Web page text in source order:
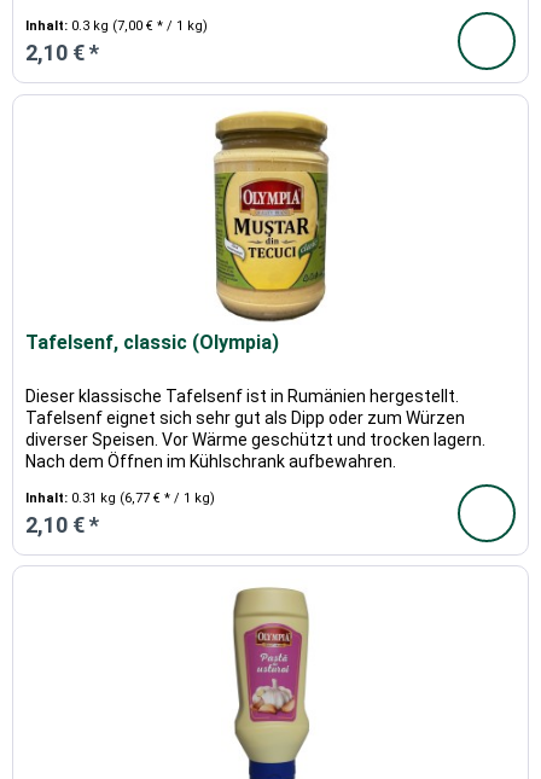
Inhalt: 0.3 kg (7,00 € * / 1 kg)
2,10 € *
Tafelsenf, classic (Olympia)
Dieser klassische Tafelsenf ist in Rumänien hergestellt.
Tafelsenf eignet sich sehr gut als Dipp oder zum Würzen
diverser Speisen. Vor Wärme geschützt und trocken lagern.
Nach dem Öffnen im Kühlschrank aufbewahren.
Inhalt: 0.31 kg (6,77 € * / 1 kg)
2,10 € *